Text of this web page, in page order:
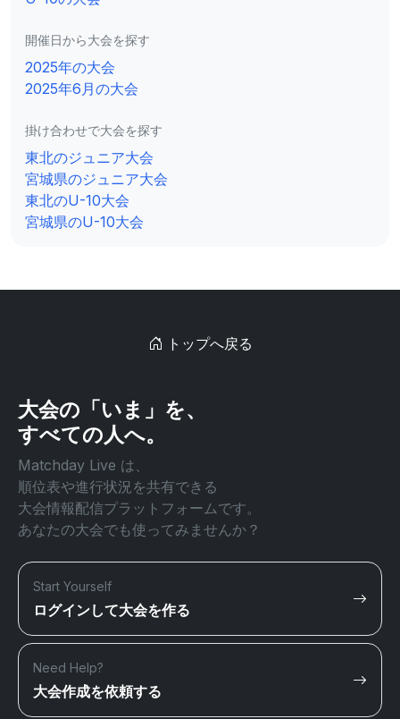
開催日から大会を探す
2025年の大会
2025年6月の大会
掛け合わせで大会を探す
東北のジュニア大会
宮城県のジュニア大会
東北のU-10大会
宮城県のU-10大会
トップへ戻る
大会の「いま」を、
すべての人へ。
Matchday Live は、
順位表や進行状況を共有できる
大会情報配信プラットフォームです。
あなたの大会でも使ってみませんか？
Start Yourself
ログインして大会を作る
Need Help?
大会作成を依頼する